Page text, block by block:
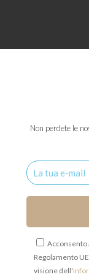
Non perdete le
Acconsento
Regolamento
visione dell'